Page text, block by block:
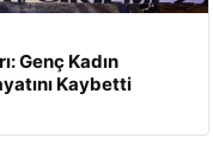
Genç Kadın
Kaybetti